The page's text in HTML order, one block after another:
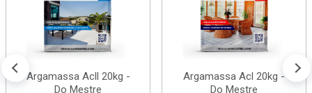
Argamassa Acll 20kg -
Do Mestre
Argamassa Acl 20kg -
Do Mestre